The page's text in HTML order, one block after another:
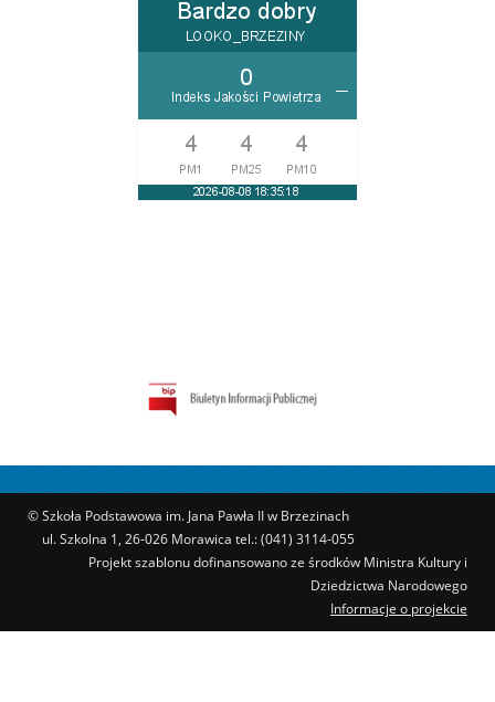
© Szkoła Podstawowa im. Jana Pawła II w Brzezinach
ul. Szkolna 1, 26-026 Morawica tel.: (041) 3114-055
Projekt szablonu dofinansowano ze środków Ministra Kultury i
Dziedzictwa Narodowego
Informacje o projekcie